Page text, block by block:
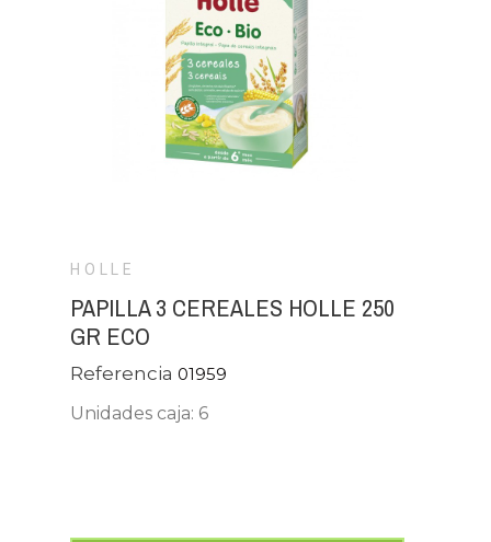
HOLLE
PAPILLA 3 CEREALES HOLLE 250
GR ECO
Referencia01959
Unidades caja: 6